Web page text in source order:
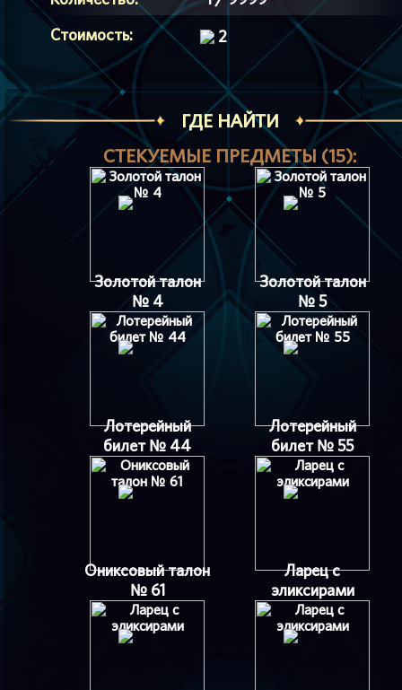
Стоимость:
2
ГДЕ НАЙТИ
СТЕКУЕМЫЕ ПРЕДМЕТЫ (15):
Золотой талон
№ 4
Золотой талон
№ 5
Лотерейный
билет № 44
Лотерейный
билет № 55
Ониксовый талон
№ 61
Ларец с
эликсирами